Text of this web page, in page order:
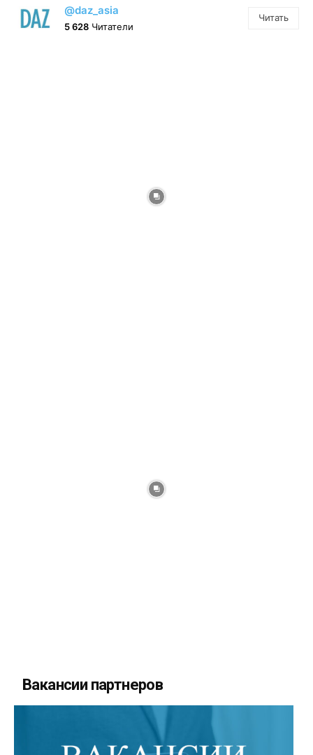
@daz_asia
5 628 Читатели
Читать
Вакансии партнеров